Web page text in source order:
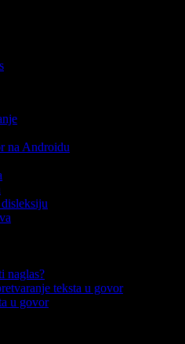
na Androidu
naglas?
teksta u govor
u govor